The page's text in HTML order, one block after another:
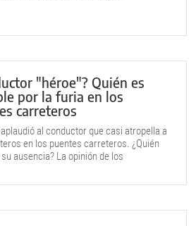
"héroe"? Quién es
por la furia en los
carreteros
al conductor que casi atropella a
en los puentes carreteros. ¿Quién
ausencia? La opinión de los